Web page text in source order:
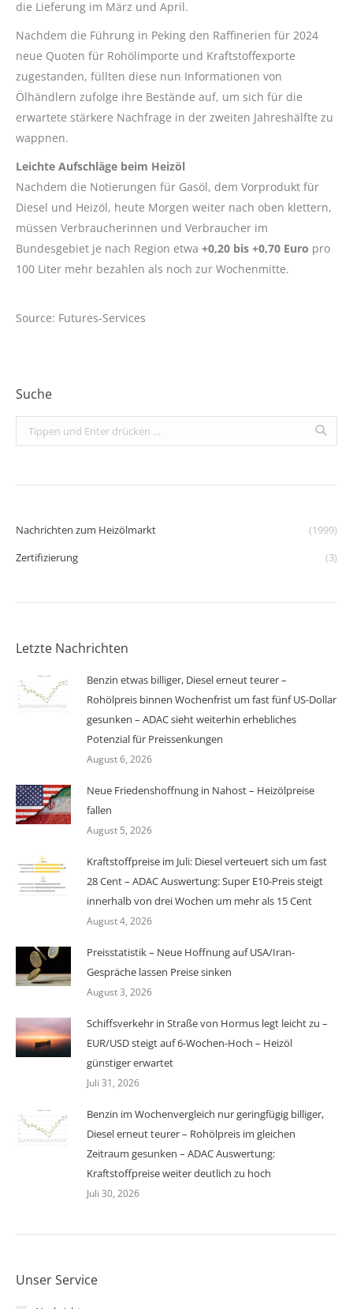
die Lieferung im März und April.
Nachdem die Führung in Peking den Raffinerien für 2024
neue Quoten für Rohölimporte und Kraftstoffexporte
zugestanden, füllten diese nun Informationen von
Ölhändlern zufolge ihre Bestände auf, um sich für die
erwartete stärkere Nachfrage in der zweiten Jahreshälfte zu
wappnen.
Leichte Aufschläge beim Heizöl
Nachdem die Notierungen für Gasöl, dem Vorprodukt für
Diesel und Heizöl, heute Morgen weiter nach oben klettern,
müssen Verbraucherinnen und Verbraucher im
Bundesgebiet je nach Region etwa +0,20 bis +0,70 Euro pro
100 Liter mehr bezahlen als noch zur Wochenmitte.
Source: Futures-Services
Suche
Search:
Nachrichten zum Heizölmarkt
(1999)
Zertifizierung
(3)
Letzte Nachrichten
Benzin etwas billiger, Diesel erneut teurer –
Rohölpreis binnen Wochenfrist um fast fünf US-Dollar
gesunken – ADAC sieht weiterhin erhebliches
Potenzial für Preissenkungen
August 6, 2026
Neue Friedenshoffnung in Nahost – Heizölpreise
fallen
August 5, 2026
Kraftstoffpreise im Juli: Diesel verteuert sich um fast
28 Cent – ADAC Auswertung: Super E10-Preis steigt
innerhalb von drei Wochen um mehr als 15 Cent
August 4, 2026
Preisstatistik – Neue Hoffnung auf USA/Iran-
Gespräche lassen Preise sinken
August 3, 2026
Schiffsverkehr in Straße von Hormus legt leicht zu –
EUR/USD steigt auf 6-Wochen-Hoch – Heizöl
günstiger erwartet
Juli 31, 2026
Benzin im Wochenvergleich nur geringfügig billiger,
Diesel erneut teurer – Rohölpreis im gleichen
Zeitraum gesunken – ADAC Auswertung:
Kraftstoffpreise weiter deutlich zu hoch
Juli 30, 2026
Unser Service